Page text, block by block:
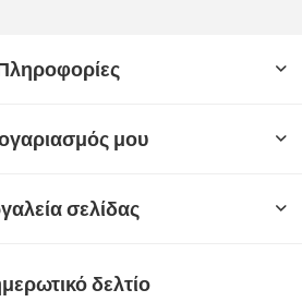
μου
σελίδας
δελτίο